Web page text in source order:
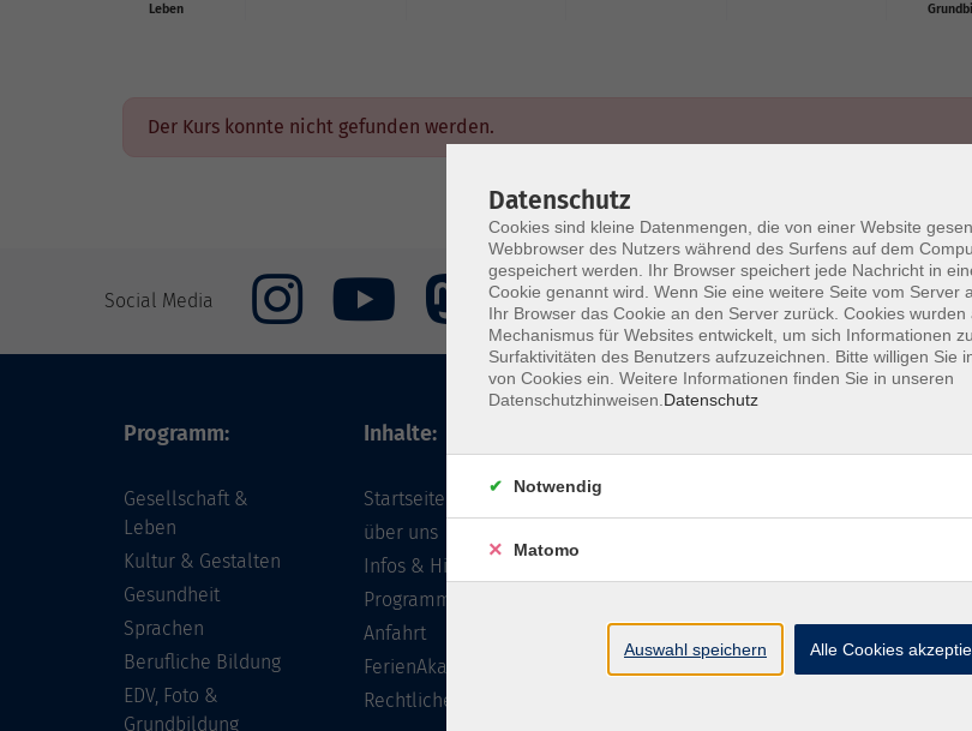
Leben
Der Kurs konnte nicht gefunden werden.
Social Media Impressum AGB Widerrufsbelehrung
Programm:
Gesellschaft &
Leben
Kultur & Gestalten
Gesundheit
Sprachen
Berufliche Bildung
EDV, Foto &
Grundbildung
Inhalte:
Startseite
über uns
Infos & Hilfe - FAQ
Programm
Anfahrt
FerienAkademie
Rechtliches
Tel: +49 9421 8457-0
Fax: +49 9421 8457-50
Datenschutz
Cookies sind kleine Datenmengen, die von einer Website
Webbrowser des Nutzers während des Surfens auf dem
gespeichert werden. Ihr Browser speichert jede Nachricht in
Cookie genannt wird. Wenn Sie eine weitere Seite vom Server
Ihr Browser das Cookie an den Server zurück. Cookies
Mechanismus für Websites entwickelt, um sich Informationen
Surfaktivitäten des Benutzers aufzuzeichnen. Bitte willigen Sie
von Cookies ein. Weitere Informationen finden Sie in unseren
Datenschutzhinweisen. Datenschutz
Notwendig
Matomo
Auswahl speichern Alle Cookies